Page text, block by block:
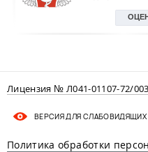
Лицензия № Л041-01107-72/
ВЕРСИЯ ДЛЯ СЛАБОВИДЯЩИХ
Политика обработки